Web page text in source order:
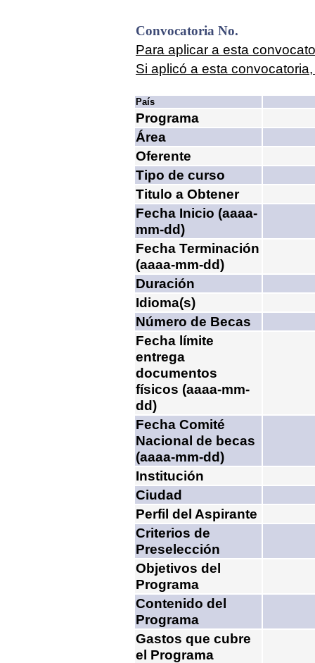
Convocatoria No.
Para aplicar a esta
Si aplicó a esta
País
Programa
Área
Oferente
Tipo de curso
Titulo a Obtener
Fecha Inicio (aaaa-
mm-dd)
Fecha Terminación
(aaaa-mm-dd)
Duración
Idioma(s)
Número de Becas
Fecha límite
entrega
documentos
físicos (aaaa-mm-
dd)
Fecha Comité
Nacional de becas
(aaaa-mm-dd)
Institución
Ciudad
Perfil del Aspirante
Criterios de
Preselección
Objetivos del
Programa
Contenido del
Programa
Gastos que cubre
el Programa